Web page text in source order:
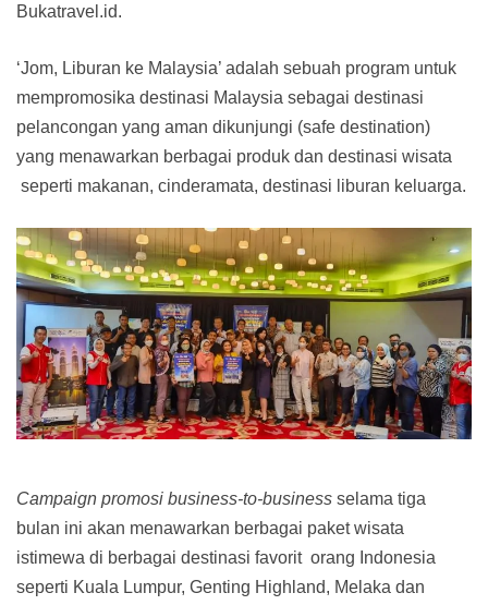
Bukatravel.id.
‘Jom, Liburan ke Malaysia’ adalah sebuah program untuk
mempromosika destinasi Malaysia sebagai destinasi
pelancongan yang aman dikunjungi (safe destination)
yang menawarkan berbagai produk dan destinasi wisata
seperti makanan, cinderamata, destinasi liburan keluarga.
Campaign promosi business-to-business selama tiga
bulan ini akan menawarkan berbagai paket wisata
istimewa di berbagai destinasi favorit orang Indonesia
seperti Kuala Lumpur, Genting Highland, Melaka dan